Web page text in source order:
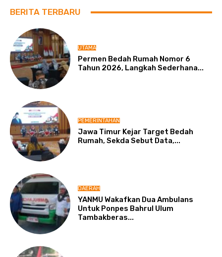
BERITA TERBARU
UTAMA
Permen Bedah Rumah Nomor 6
Tahun 2026, Langkah Sederhana...
PEMERINTAHAN
Jawa Timur Kejar Target Bedah
Rumah, Sekda Sebut Data,...
DAERAH
YANMU Wakafkan Dua Ambulans
Untuk Ponpes Bahrul Ulum
Tambakberas...